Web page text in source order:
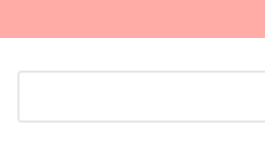
Over Baloise